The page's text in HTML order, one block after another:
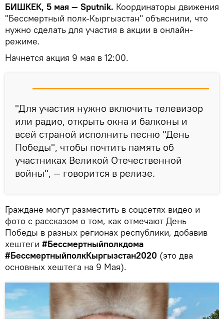
БИШКЕК, 5 мая — Sputnik. Координаторы движения
"Бессмертный полк-Кыргызстан" объяснили, что
нужно сделать для участия в акции в онлайн-
режиме.
Начнется акция 9 мая в 12:00.
"Для участия нужно включить телевизор
или радио, открыть окна и балконы и
всей страной исполнить песню "День
Победы", чтобы почтить память об
участниках Великой Отечественной
войны", — говорится в релизе.
Граждане могут разместить в соцсетях видео и
фото с рассказом о том, как отмечают День
Победы в разных регионах республики, добавив
хештеги #Бессмертныйполкдома
#БессмертныйполкКыргызстан2020 (это два
основных хештега на 9 Мая).